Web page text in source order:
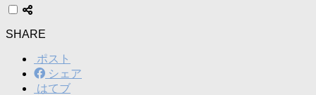
SHARE
ポスト
シェア
はてブ